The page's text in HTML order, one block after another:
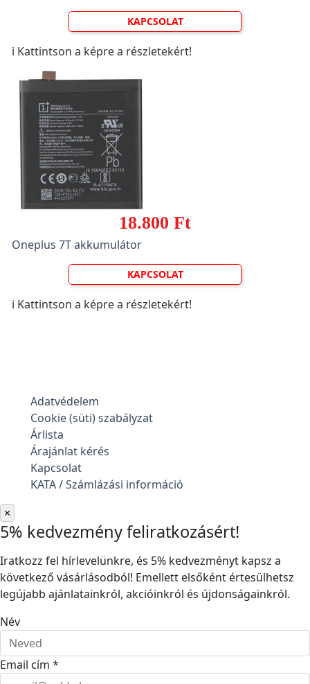
KAPCSOLAT
ℹ️ Kattintson a képre a részletekért!
18.800 Ft
Oneplus 7T akkumulátor
KAPCSOLAT
ℹ️ Kattintson a képre a részletekért!
Adatvédelem
Cookie (süti) szabályzat
Árlista
Árajánlat kérés
Kapcsolat
KATA / Számlázási információ
×
5% kedvezmény feliratkozásért!
Iratkozz fel hírlevelünkre, és 5% kedvezményt kapsz a
következő vásárlásodból! Emellett elsőként értesülhetsz
legújabb ajánlatainkról, akcióinkról és újdonságainkról.
Név
Email cím *